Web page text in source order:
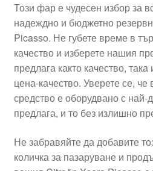
Този фар е чудесен избор за
надеждно и бюджетно
Picasso. Не губете време в
качество и изберете нашия
предлага както качество,
цена-качество. Уверете се,
средство е оборудвано с най-
предлага, и то без излишно
Не забравяйте да добавите
количка за пазаруване и